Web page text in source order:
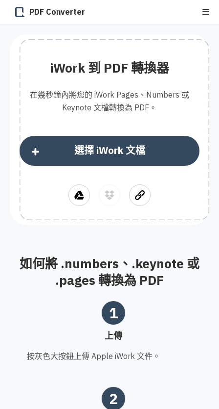
PDF Converter
iWork 到 PDF 轉換器
在幾秒鐘內將您的 iWork Pages、Numbers 或
Keynote 文檔轉換為 PDF。
選擇 iWork 文檔
如何將 .numbers、.keynote 或
.pages 轉換為 PDF
1
上傳
按灰色大按鈕上傳 Apple iWork 文件。
2